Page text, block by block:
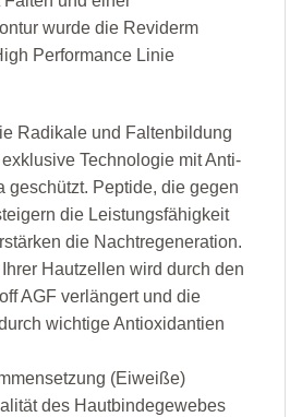
wurde die Reviderm
Performance Linie
Radikale und Faltenbildung
Technologie mit Anti-
geschützt. Peptide, die gegen
die Leistungsfähigkeit
die Nachtregeneration.
Hautzellen wird durch den
AGF verlängert und die
wichtige Antioxidantien
(Eiweiße)
des Hautbindegewebes